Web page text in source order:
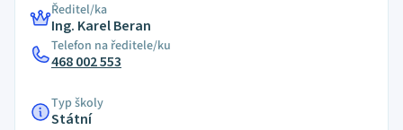
Ředitel/ka
Ing. Karel Beran
Telefon na ředitele/ku
468 002 553
Typ školy
Státní